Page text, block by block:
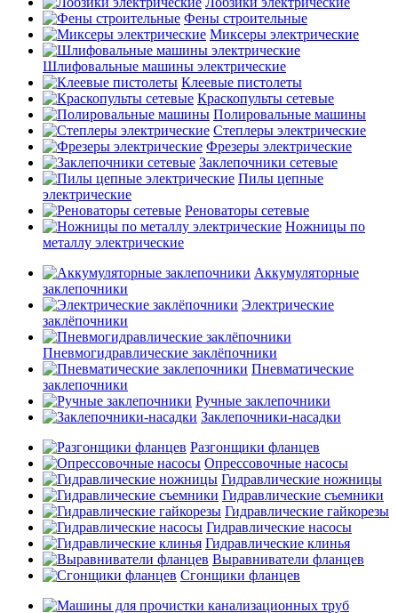
Фены строительные
Миксеры электрические
Шлифовальные машины электрические
Клеевые пистолеты
Краскопульты сетевые
Полировальные машины
Степлеры электрические
Фрезеры электрические
Заклепочники сетевые
Пилы цепные
электрические
Реноваторы сетевые
Ножницы по
металлу электрические
Аккумуляторные
заклепочники
Электрические
заклёпочники
Пневмогидравлические заклёпочники
Пневматические
заклепочники
Ручные заклепочники
Заклепочники-насадки
Разгонщики фланцев
Опрессовочные насосы
Гидравлические ножницы
Гидравлические съемники
Гидравлические гайкорезы
Гидравлические насосы
Гидравлические клинья
Выравниватели фланцев
Сгонщики фланцев